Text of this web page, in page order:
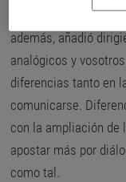
la perspectiva no
además, añadió
analógicos y
diferencias tanto en
comunicarse.
con la ampliación de
apostar más por
como tal.